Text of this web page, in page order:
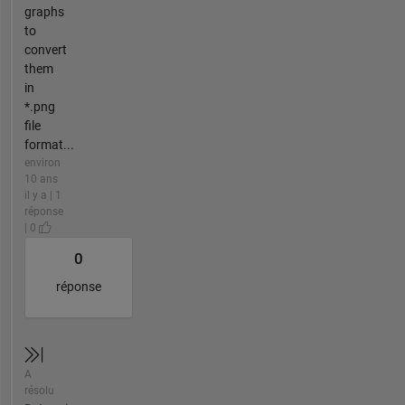
graphs
to
convert
them
in
*.png
file
format...
environ
10 ans
il y a | 1
réponse
| 0
0
réponse
A
résolu